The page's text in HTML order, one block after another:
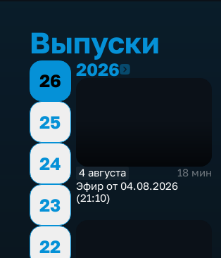
Выпуски
26
25
24
23
22
20262026
4 августа
18 мин
Эфир от 04.08.2026
(21:10)